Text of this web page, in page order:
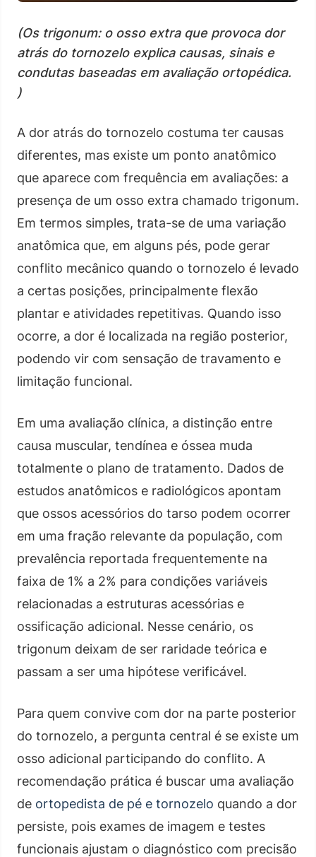
(Os trigonum: o osso extra que provoca dor
atrás do tornozelo explica causas, sinais e
condutas baseadas em avaliação ortopédica.
)
A dor atrás do tornozelo costuma ter causas
diferentes, mas existe um ponto anatômico
que aparece com frequência em avaliações: a
presença de um osso extra chamado trigonum.
Em termos simples, trata-se de uma variação
anatômica que, em alguns pés, pode gerar
conflito mecânico quando o tornozelo é levado
a certas posições, principalmente flexão
plantar e atividades repetitivas. Quando isso
ocorre, a dor é localizada na região posterior,
podendo vir com sensação de travamento e
limitação funcional.
Em uma avaliação clínica, a distinção entre
causa muscular, tendínea e óssea muda
totalmente o plano de tratamento. Dados de
estudos anatômicos e radiológicos apontam
que ossos acessórios do tarso podem ocorrer
em uma fração relevante da população, com
prevalência reportada frequentemente na
faixa de 1% a 2% para condições variáveis
relacionadas a estruturas acessórias e
ossificação adicional. Nesse cenário, os
trigonum deixam de ser raridade teórica e
passam a ser uma hipótese verificável.
Para quem convive com dor na parte posterior
do tornozelo, a pergunta central é se existe um
osso adicional participando do conflito. A
recomendação prática é buscar uma avaliação
de ortopedista de pé e tornozelo quando a dor
persiste, pois exames de imagem e testes
funcionais ajustam o diagnóstico com precisão